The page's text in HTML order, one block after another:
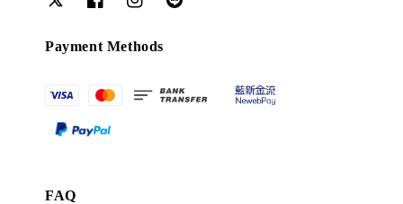
Payment Methods
FAQ